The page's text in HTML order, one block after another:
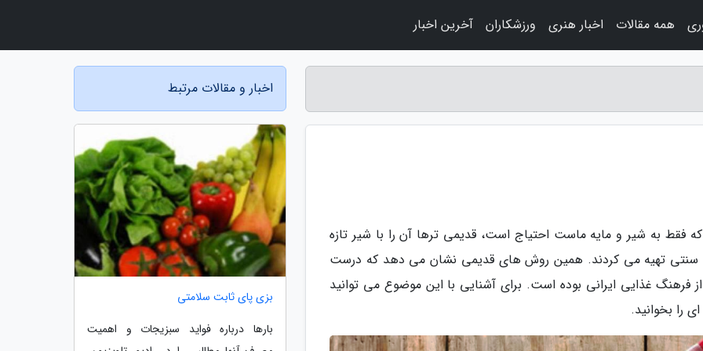
فقط به شیر و مایه ماست احتیاج است، قدیمی ترها آن را با شیر تازه
سنتی تهیه می کردند. همین روش های قدیمی نشان می دهد که درست
غذایی ایرانی بوده است. برای آشنایی با این موضوع می توانید
را بخوانید.
اخبار و مقالات مرتبط
بزی پای ثابت سلامتی
بارها درباره فواید سبزیجات و اهمیت
همه مقالات اخبار هنری ورزشکاران آخرین اخبار